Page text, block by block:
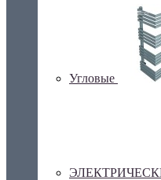
Угловые